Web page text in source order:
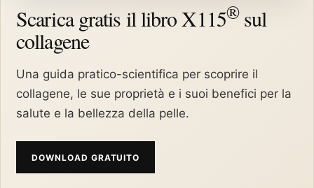
Scarica gratis il libro X115®sul
collagene
Una guida pratico-scientifica per scoprire il
collagene, le sue proprietà e i suoi benefici per la
salute e la bellezza della pelle.
DOWNLOAD GRATUITO